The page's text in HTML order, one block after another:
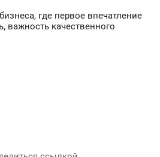
где первое впечатление
важность качественного